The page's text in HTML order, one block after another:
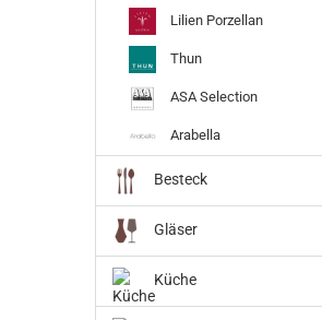
Lilien Porzellan
Thun
ASA Selection
Arabella
Besteck
Gläser
Küche